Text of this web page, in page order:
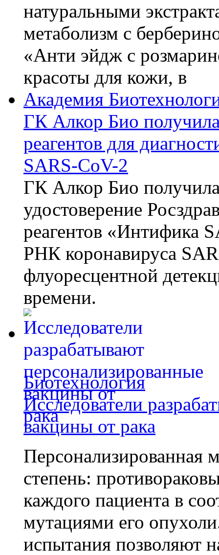
натуральными
метаболизм с
«Анти эйдж с
красоты для кожи, в
Академия
ГК Алкор Био
реагентов для
SARS-CoV-2
ГК Алкор Био
удостоверение
реагентов «Интифика
РНК коронавируса
флуоресцентной
времени.
Биотехнология
Исследователи
вакцины от рака
Персонализированная
степень:
каждого пациента в
мутациями его
испытания позволяют